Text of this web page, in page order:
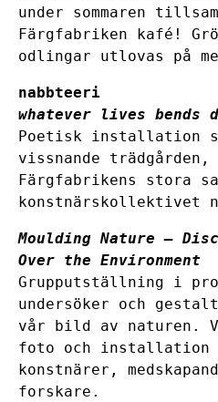
under sommaren
Färgfabriken kafé!
odlingar utlovas på
nabbteeri
whatever lives bends
Poetisk installation
vissnande
Färgfabrikens stora
konstnärskollektivet
Moulding Nature –
Over the Environment
Grupputställning i
undersöker och
vår bild av naturen.
foto och installation
konstnärer,
forskare.